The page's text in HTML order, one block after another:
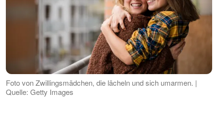
Foto von Zwillingsmädchen, die lächeln und sich umarmen. |
Quelle: Getty Images